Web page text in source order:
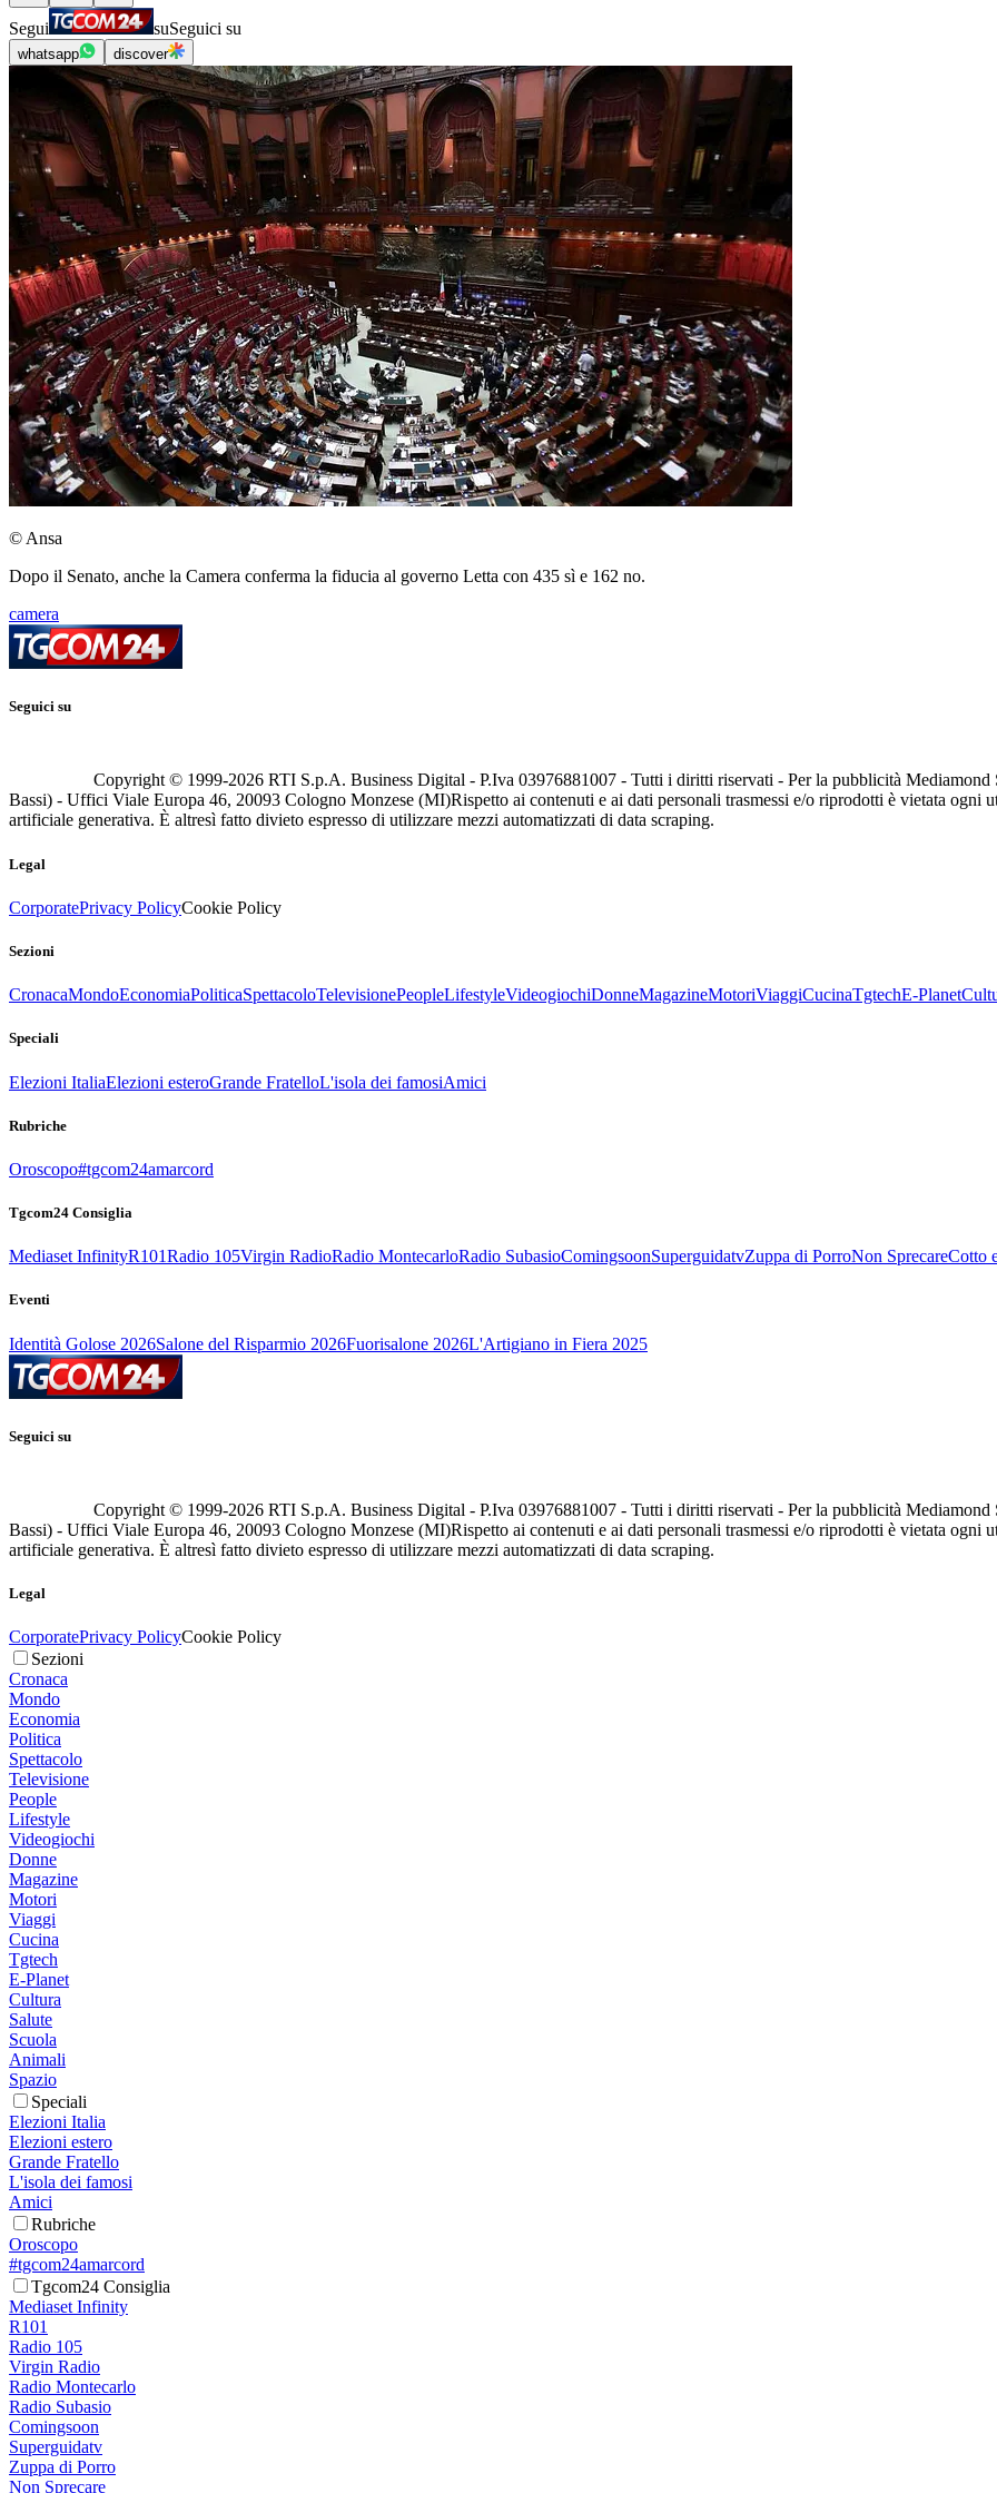
Segui suSeguici su
whatsapp discover
© Ansa
Dopo il Senato, anche la Camera conferma la fiducia al governo Letta con 435 sì e 162 no.
camera
Seguici su
Copyright © 1999-2026 RTI S.p.A. Business Digital - P.Iva 03976881007 - Tutti i diritti riservati - Per la pubblicità
Bassi) - Uffici Viale Europa 46, 20093 Cologno Monzese (MI)Rispetto ai contenuti e ai dati personali trasmessi e/o riprodotti è vietata ogni
artificiale generativa. È altresì fatto divieto espresso di utilizzare mezzi automatizzati di data scraping.
Legal
CorporatePrivacy PolicyCookie Policy
Sezioni
CronacaMondoEconomiaPoliticaSpettacoloTelevisionePeopleLifestyleVideogiochiDonneMagazineMotoriViaggiCucinaTgtechE-Planet
Speciali
Elezioni ItaliaElezioni esteroGrande FratelloL'isola dei famosiAmici
Rubriche
Oroscopo#tgcom24amarcord
Tgcom24 Consiglia
Mediaset InfinityR101Radio 105Virgin RadioRadio MontecarloRadio SubasioComingsoonSuperguidatvZuppa di PorroNon SprecareCotto
Eventi
Identità Golose 2026Salone del Risparmio 2026Fuorisalone 2026L'Artigiano in Fiera 2025
Seguici su
Copyright © 1999-2026 RTI S.p.A. Business Digital - P.Iva 03976881007 - Tutti i diritti riservati - Per la pubblicità
Bassi) - Uffici Viale Europa 46, 20093 Cologno Monzese (MI)Rispetto ai contenuti e ai dati personali trasmessi e/o riprodotti è vietata ogni
artificiale generativa. È altresì fatto divieto espresso di utilizzare mezzi automatizzati di data scraping.
Legal
CorporatePrivacy PolicyCookie Policy
Sezioni
Cronaca
Mondo
Economia
Politica
Spettacolo
Televisione
People
Lifestyle
Videogiochi
Donne
Magazine
Motori
Viaggi
Cucina
Tgtech
E-Planet
Cultura
Salute
Scuola
Animali
Spazio
Speciali
Elezioni Italia
Elezioni estero
Grande Fratello
L'isola dei famosi
Amici
Rubriche
Oroscopo
#tgcom24amarcord
Tgcom24 Consiglia
Mediaset Infinity
R101
Radio 105
Virgin Radio
Radio Montecarlo
Radio Subasio
Comingsoon
Superguidatv
Zuppa di Porro
Non Sprecare